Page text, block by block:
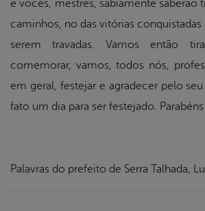
e vocês, mestres, sabiamente saberão
caminhos, no das vitórias conquistadas
serem travadas. Vamos então
comemorar, vamos, todos nós,
em geral, festejar e agradecer pelo
fato um dia para ser festejado.
Palavras do prefeito de Serra Talhada,